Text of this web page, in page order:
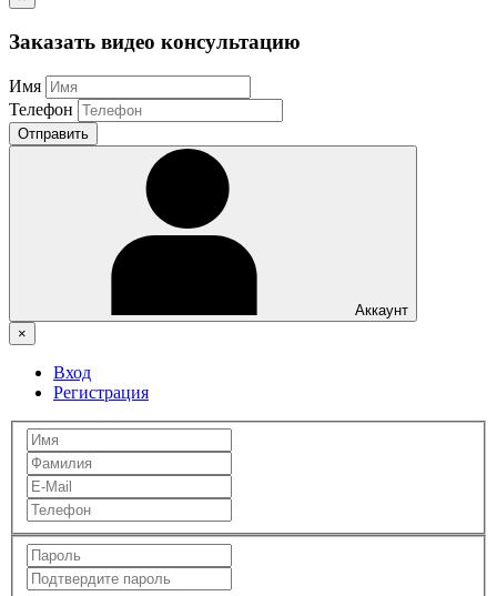
Заказать видео консультацию
Имя
Телефон
Отправить
Аккаунт
×
Вход
Регистрация